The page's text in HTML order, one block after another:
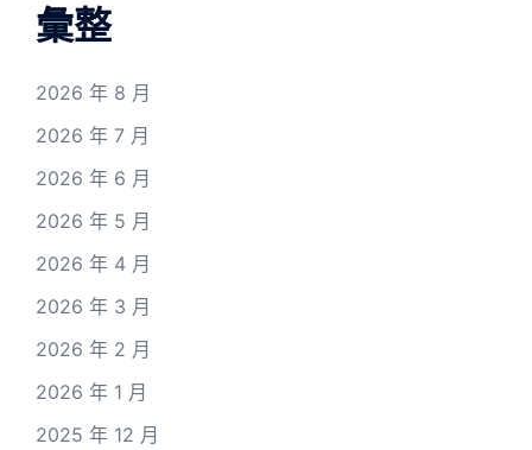
彙整
2026 年 8 月
2026 年 7 月
2026 年 6 月
2026 年 5 月
2026 年 4 月
2026 年 3 月
2026 年 2 月
2026 年 1 月
2025 年 12 月